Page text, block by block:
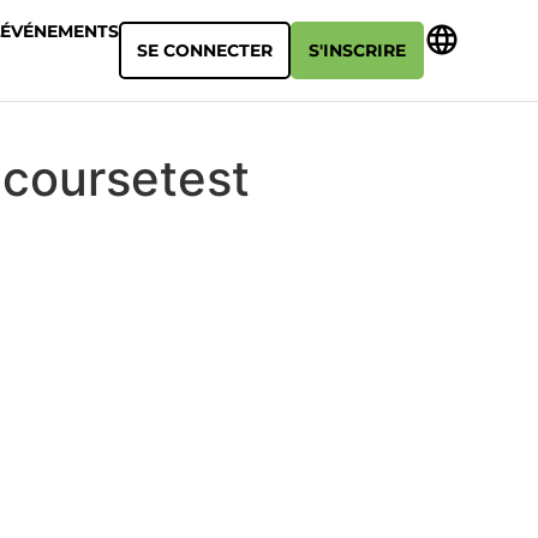
ÉVÉNEMENTS
SE CONNECTER
S'INSCRIRE